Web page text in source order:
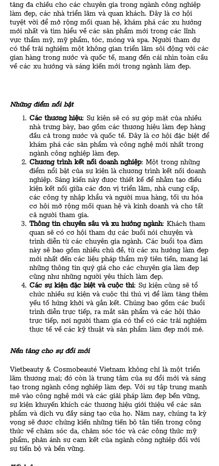
tảng đa chiều cho các chuyên gia trong ngành công nghiệp
làm đẹp, các nhà triển lãm và quan khách. Đây là cơ hội
tuyệt vời để mở rộng mối quan hệ, khám phá các xu hướng
mới nhất và tìm hiểu về các sản phẩm mới trong các lĩnh
vực thẩm mỹ, mỹ phẩm, tóc, móng và spa. Người tham dự
có thể trải nghiệm một không gian triển lãm sôi động với các
gian hàng trong nước và quốc tế, mang đến cái nhìn toàn cầu
về các xu hướng và sáng kiến mới trong ngành làm đẹp.
Những điểm nổi bật
Các thương hiệu: Sự kiện sẽ có sự góp mặt của nhiều
nhà trưng bày, bao gồm các thương hiệu làm đẹp hàng
đầu cả trong nước và quốc tế. Đây là cơ hội đặc biệt để
khám phá các sản phẩm và công nghệ mới nhất trong
ngành công nghiệp làm đẹp.
Chương trình kết nối doanh nghiệp: Một trong những
điểm nổi bật của sự kiện là chương trình kết nối doanh
nghiệp. Sáng kiến này được thiết kế để nhằm tạo điều
kiện kết nối giữa các đơn vị triển lãm, nhà cung cấp,
các công ty nhập khẩu và người mua hàng, tối ưu hóa
cơ hội mở rộng mối quan hệ và kinh doanh và cho tất
cả người tham gia.
Thông tin chuyên sâu và xu hướng ngành: Khách tham
quan sẽ có cơ hội tham dự các buổi nói chuyện và
trình diễn từ các chuyên gia ngành. Các buổi tọa đàm
này sẽ bao gồm nhiều chủ đề, từ các xu hướng làm đẹp
mới nhất đến các liệu pháp thẩm mỹ tiên tiến, mang lại
những thông tin quý giá cho các chuyên gia làm đẹp
cũng như những người yêu thích làm đẹp.
Các sự kiện đặc biệt và cuộc thi: Sự kiện cũng sẽ tổ
chức nhiều sự kiện và cuộc thi thú vị để làm tăng thêm
yếu tố hứng khởi và gắn kết. Chúng bao gồm các buổi
trình diễn trực tiếp, ra mắt sản phẩm và các hội thảo
trực tiếp, nơi người tham gia có thể có các trải nghiệm
thực tế về các kỹ thuật và sản phẩm làm đẹp mới mẻ.
Nền tảng cho sự đổi mới
Vietbeauty & Cosmobeauté Vietnam không chỉ là một triển
lãm thương mại; đó còn là trung tâm của sự đổi mới và sáng
tạo trong ngành công nghiệp làm đẹp. Với sự tập trung mạnh
mẽ vào công nghệ mới và các giải pháp làm đẹp bền vững,
sự kiện khuyến khích các thương hiệu giới thiệu về các sản
phẩm và dịch vụ đầy sáng tạo của họ. Năm nay, chúng ta kỳ
vọng sẽ được chứng kiến những tiến bộ tân tiến trong công
thức về chăm sóc da, chăm sóc tóc và các công thức mỹ
phẩm, phản ánh sự cam kết của ngành công nghiệp đối với
sự tiến bộ và bền vững.